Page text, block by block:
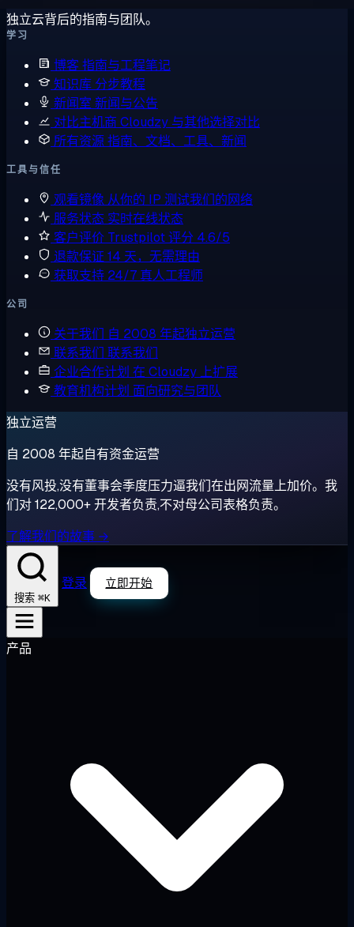
独立云背后的指南与团队。
学习
博客指南与工程笔记
知识库 分步教程
新闻室 新闻与公告
对比主机商 Cloudzy 与其他选择对比
所有资源指南、文档、工具、新闻
工具与信任
观看镜像 从你的 IP 测试我们的网络
服务状态 实时在线状态
客户评价 Trustpilot 评分 4.6/5
退款保证 14 天，无需理由
获取支持 24/7 真人工程师
公司
关于我们 自 2008 年起独立运营
联系我们 联系我们
企业合作计划 在 Cloudzy 上扩展
教育机构计划 面向研究与团队
独立运营
自 2008 年起自有资金运营
没有风投,没有董事会季度压力逼我们在出网流量上加价。我
们对 122,000+ 开发者负责,不对母公司表格负责。
了解我们的故事 →
搜索 ⌘K
登录 立即开始
产品